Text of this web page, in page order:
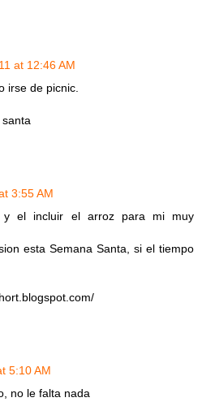
at 12:46 AM
irse de picnic.
3:55 AM
y el incluir el arroz para mi muy
esta Semana Santa, si el tiempo
5:10 AM
no le falta nada